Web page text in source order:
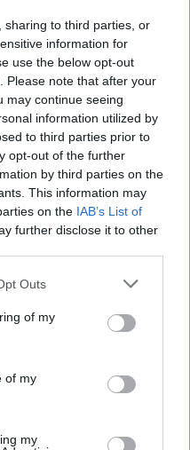
sharing to third parties, or
information for
use the below opt-out
Please note that after your
may continue seeing
information utilized by
to third parties prior to
opt-out of the further
by third parties on the
This information may
on the IAB’s List of
further disclose it to other
Outs
of my
of my
my